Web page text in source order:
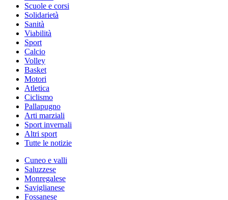
Scuole e corsi
Solidarietà
Sanità
Viabilità
Sport
Calcio
Volley
Basket
Motori
Atletica
Ciclismo
Pallapugno
Arti marziali
Sport invernali
Altri sport
Tutte le notizie
Cuneo e valli
Saluzzese
Monregalese
Saviglianese
Fossanese